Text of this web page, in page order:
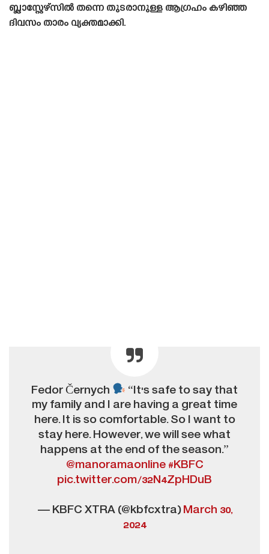
ബ്ലാസ്റ്റേഴ്‌സിൽ തന്നെ തുടരാനുള്ള ആഗ്രഹം കഴിഞ്ഞ
ദിവസം താരം വ്യക്തമാക്കി.
Fedor Černych
“It's safe to say that
my family and I are having a great time
here. It is so comfortable. So I want to
stay here. However, we will see what
happens at the end of the season.”
@manoramaonline #KBFC
pic.twitter.com/32N4ZpHDuB
— KBFC XTRA (@kbfcxtra)March 30,
2024